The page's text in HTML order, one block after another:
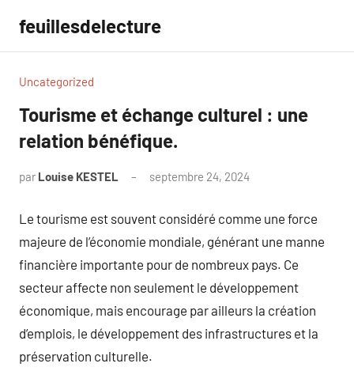
contenu
feuillesdelecture
Uncategorized
Tourisme et échange culturel : une
relation bénéfique.
par Louise KESTEL septembre 24, 2024
Le tourisme est souvent considéré comme une force
majeure de l’économie mondiale, générant une manne
financière importante pour de nombreux pays. Ce
secteur affecte non seulement le développement
économique, mais encourage par ailleurs la création
d’emplois, le développement des infrastructures et la
préservation culturelle.